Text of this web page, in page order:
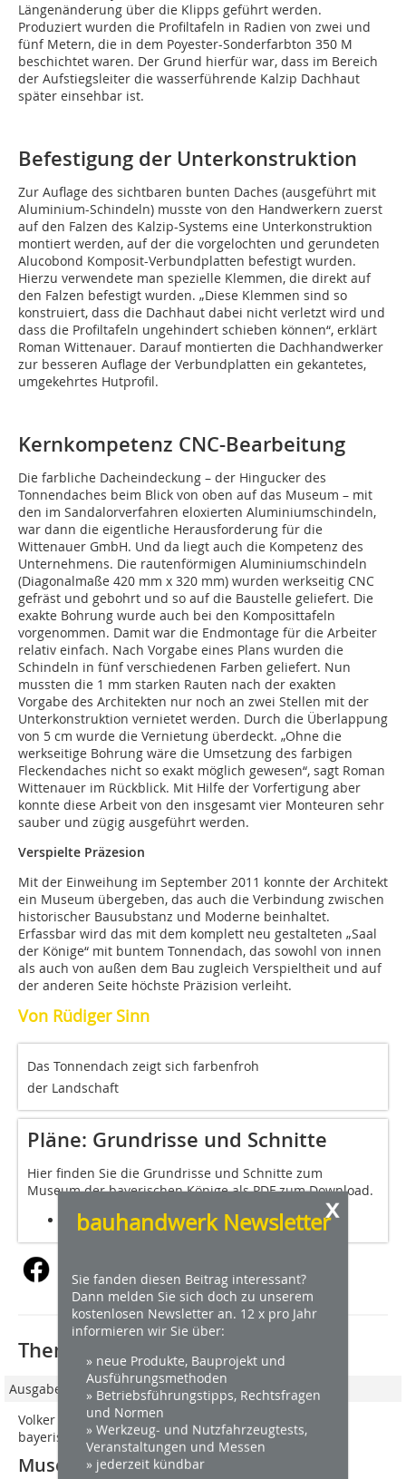
Längenänderung über die Klipps geführt werden.
Produziert wurden die Profiltafeln in Radien von zwei und
fünf Metern, die in dem Poyester-Sonderfarbton 350 M
beschichtet waren. Der Grund hierfür war, dass im Bereich
der Aufstiegsleiter die wasserführende Kalzip Dachhaut
später einsehbar ist.
Befestigung der Unterkonstruktion
Zur Auflage des sichtbaren bunten Daches (ausgeführt mit
Aluminium-Schindeln) musste von den Handwerkern zuerst
auf den Falzen des Kalzip-Systems eine Unterkonstruktion
montiert werden, auf der die vorgelochten und gerundeten
Alucobond Komposit-Verbundplatten befestigt wurden.
Hierzu verwendete man spezielle Klemmen, die direkt auf
den Falzen befestigt wurden. „Diese Klemmen sind so
konstruiert, dass die Dachhaut dabei nicht verletzt wird und
dass die Profiltafeln ungehindert schieben können“, erklärt
Roman Wittenauer. Darauf montierten die Dachhandwerker
zur besseren Auflage der Verbundplatten ein gekantetes,
umgekehrtes Hutprofil.
Kernkompetenz CNC-Bearbeitung
Die farbliche Dacheindeckung – der Hingucker des
Tonnendaches beim Blick von oben auf das Museum – mit
den im Sandalorverfahren eloxierten Aluminiumschindeln,
war dann die eigentliche Herausforderung für die
Wittenauer GmbH. Und da liegt auch die Kompetenz des
Unternehmens. Die rautenförmigen Aluminiumschindeln
(Diagonalmaße 420 mm x 320 mm) wurden werkseitig CNC
gefräst und gebohrt und so auf die Baustelle geliefert. Die
exakte Bohrung wurde auch bei den Komposittafeln
vorgenommen. Damit war die Endmontage für die Arbeiter
relativ einfach. Nach Vorgabe eines Plans wurden die
Schindeln in fünf verschiedenen Farben geliefert. Nun
mussten die 1 mm starken Rauten nach der exakten
Vorgabe des Architekten nur noch an zwei Stellen mit der
Unterkonstruktion vernietet werden. Durch die Überlappung
von 5 cm wurde die Vernietung überdeckt. „Ohne die
werkseitige Bohrung wäre die Umsetzung des farbigen
Fleckendaches nicht so exakt möglich gewesen“, sagt Roman
Wittenauer im Rückblick. Mit Hilfe der Vorfertigung aber
konnte diese Arbeit von den insgesamt vier Monteuren sehr
sauber und zügig ausgeführt werden.
Verspielte Präzesion
Mit der Einweihung im September 2011 konnte der Architekt
ein Museum übergeben, das auch die Verbindung zwischen
historischer Bausubstanz und Moderne beinhaltet.
Erfassbar wird das mit dem komplett neu gestalteten „Saal
der Könige“ mit buntem Tonnendach, das sowohl von innen
als auch von außen dem Bau zugleich Verspieltheit und auf
der anderen Seite höchste Präzision verleiht.
Von Rüdiger Sinn
Das Tonnendach zeigt sich farbenfroh
der Landschaft
Pläne: Grundrisse und Schnitte
Hier finden Sie die Grundrisse und Schnitte zum
Museum der bayerischen Könige als PDF zum Download.
Pläne: Grundrisse und Schnitte
x
bauhandwerk Newsletter
Sie fanden diesen Beitrag interessant?
Dann melden Sie sich doch zu unserem
kostenlosen Newsletter an. 12 x pro Jahr
informieren wir Sie über:
» neue Produkte, Bauprojekt und
Ausführungsmethoden
» Betriebsführungstipps, Rechtsfragen
und Normen
» Werkzeug- und Nutzfahrzeugtests,
Veranstaltungen und Messen
» jederzeit kündbar
Thematisch passende Artikel:
Ausgabe 1-2/2012
Volker Staab baute drei Altbauen zum Museum der
bayerischen Könige um
Museum der bayerischen Könige